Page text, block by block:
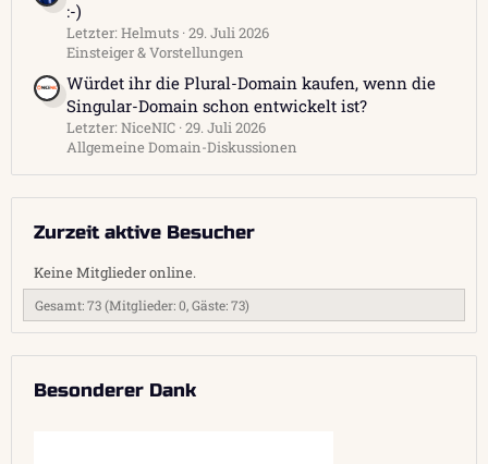
:-)
Letzter: Helmuts 29. Juli 2026
Einsteiger & Vorstellungen
Würdet ihr die Plural-Domain kaufen, wenn die
Singular-Domain schon entwickelt ist?
Letzter: NiceNIC 29. Juli 2026
Allgemeine Domain-Diskussionen
Zurzeit aktive Besucher
Keine Mitglieder online.
Gesamt: 73 (Mitglieder: 0, Gäste: 73)
Besonderer Dank